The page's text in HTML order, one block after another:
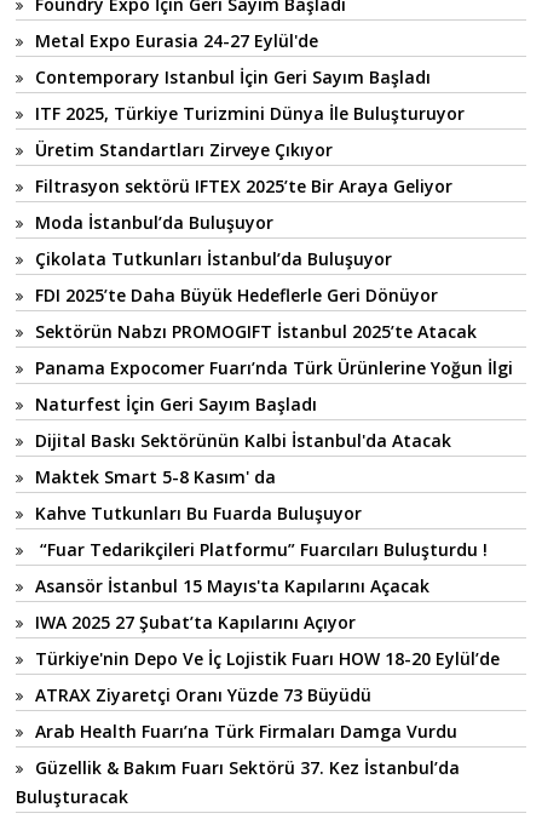
Metal Expo Eurasia 24-27 Eylül'de
Contemporary Istanbul İçin Geri Sayım Başladı
ITF 2025, Türkiye Turizmini Dünya İle Buluşturuyor
Üretim Standartları Zirveye Çıkıyor
Filtrasyon sektörü IFTEX 2025’te Bir Araya Geliyor
Moda İstanbul’da Buluşuyor
Çikolata Tutkunları İstanbul’da Buluşuyor
FDI 2025’te Daha Büyük Hedeflerle Geri Dönüyor
Sektörün Nabzı PROMOGIFT İstanbul 2025’te Atacak
Panama Expocomer Fuarı’nda Türk Ürünlerine Yoğun İlgi
Naturfest İçin Geri Sayım Başladı
Dijital Baskı Sektörünün Kalbi İstanbul'da Atacak
Maktek Smart 5-8 Kasım' da
Kahve Tutkunları Bu Fuarda Buluşuyor
“Fuar Tedarikçileri Platformu” Fuarcıları Buluşturdu !
Asansör İstanbul 15 Mayıs'ta Kapılarını Açacak
IWA 2025 27 Şubat’ta Kapılarını Açıyor
Türkiye'nin Depo Ve İç Lojistik Fuarı HOW 18-20 Eylül’de
ATRAX Ziyaretçi Oranı Yüzde 73 Büyüdü
Arab Health Fuarı’na Türk Firmaları Damga Vurdu
Güzellik & Bakım Fuarı Sektörü 37. Kez İstanbul’da
Buluşturacak